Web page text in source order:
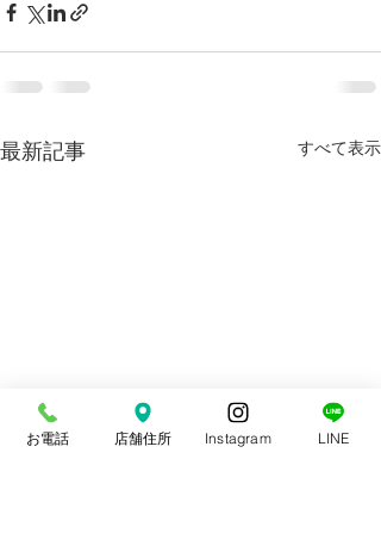
最新記事 すべて表示
お電話 店舗住所 Instagram LINE